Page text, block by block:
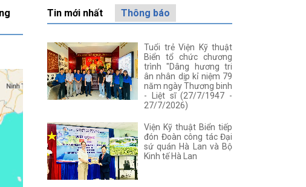
Tin mới nhất Thông báo
Tuổi trẻ Viện Kỹ thuật
Biển tổ chức chương
trình "Dâng hương tri
ân nhân dịp kỉ niệm 79
năm ngày Thương binh
- Liệt sĩ (27/7/1947 -
27/7/2026)
Viện Kỹ thuật Biển tiếp
đón Đoàn công tác Đại
sứ quán Hà Lan và Bộ
Kinh tế Hà Lan